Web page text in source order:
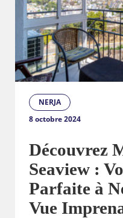
NERJA
8 octobre 2024
Découvrez
Seaview :
Parfaite à
Vue